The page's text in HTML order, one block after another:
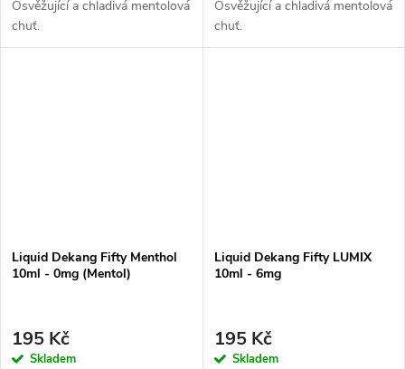
Osvěžující a chladivá mentolová
chuť.
Osvěžující a chladivá mentolová
chuť.
Liquid Dekang Fifty Menthol
10ml - 0mg (Mentol)
195 Kč
Skladem
Liquid Dekang Fifty LUMIX
10ml - 6mg
195 Kč
Skladem